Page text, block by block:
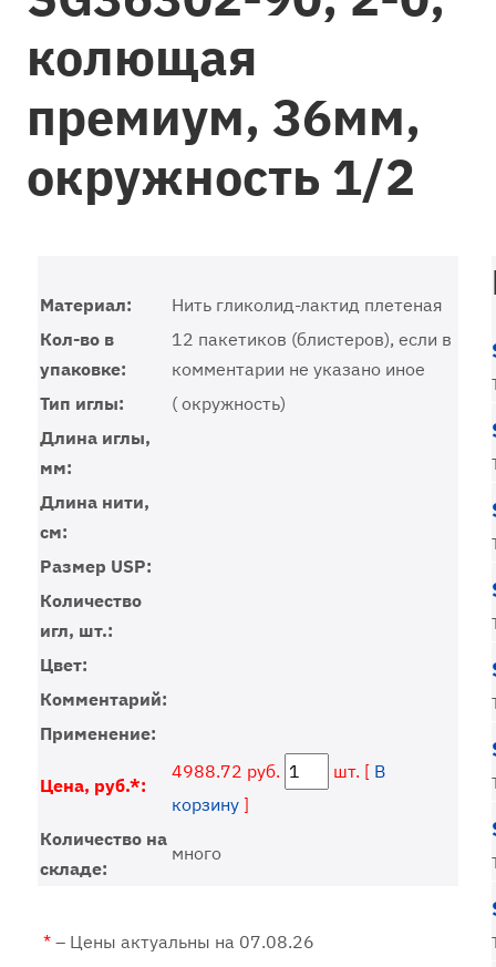
колющая
премиум, 36мм,
окружность 1/2
Материал:
Нить гликолид-лактид плетеная
Кол-во в
упаковке:
12 пакетиков (блистеров), если в
комментарии не указано иное
Тип иглы:
( окружность)
Длина иглы,
мм:
Длина нити,
см:
Размер USP:
Количество
игл, шт.:
Цвет:
Комментарий:
Применение:
Цена, руб.*:
4988.72 руб. шт. [ В
корзину ]
Количество на
складе:
много
* – Цены актуальны на 07.08.26